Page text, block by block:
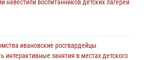
навестили воспитанников детских лагерей
ивановские росгвардейцы
интерактивные занятия в местах детского